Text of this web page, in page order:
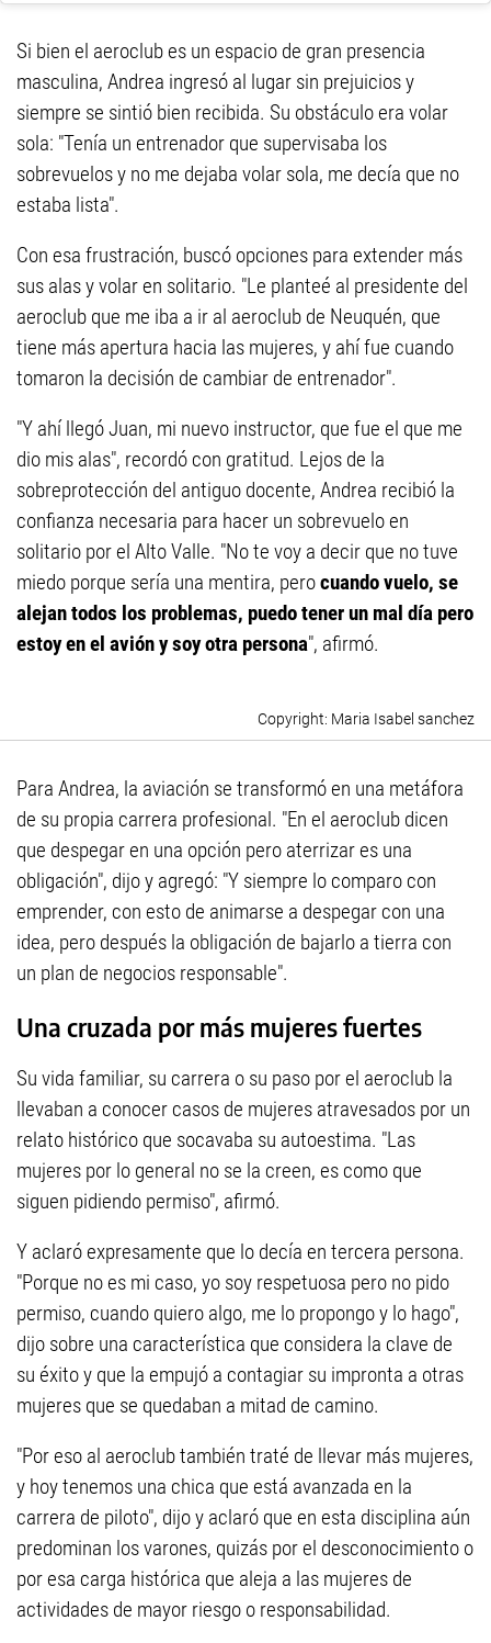
Si bien el aeroclub es un espacio de gran presencia
masculina, Andrea ingresó al lugar sin prejuicios y
siempre se sintió bien recibida. Su obstáculo era volar
sola: "Tenía un entrenador que supervisaba los
sobrevuelos y no me dejaba volar sola, me decía que no
estaba lista".
Con esa frustración, buscó opciones para extender más
sus alas y volar en solitario. "Le planteé al presidente del
aeroclub que me iba a ir al aeroclub de Neuquén, que
tiene más apertura hacia las mujeres, y ahí fue cuando
tomaron la decisión de cambiar de entrenador".
"Y ahí llegó Juan, mi nuevo instructor, que fue el que me
dio mis alas", recordó con gratitud. Lejos de la
sobreprotección del antiguo docente, Andrea recibió la
confianza necesaria para hacer un sobrevuelo en
solitario por el Alto Valle. "No te voy a decir que no tuve
miedo porque sería una mentira, perocuando vuelo, se
alejan todos los problemas, puedo tener un mal día pero
estoy en el avión y soy otra persona", afirmó.
Maria Isabel sanchez
Para Andrea, la aviación se transformó en una metáfora
de su propia carrera profesional. "En el aeroclub dicen
que despegar en una opción pero aterrizar es una
obligación", dijo y agregó: "Y siempre lo comparo con
emprender, con esto de animarse a despegar con una
idea, pero después la obligación de bajarlo a tierra con
un plan de negocios responsable".
Una cruzada por más mujeres fuertes
Su vida familiar, su carrera o su paso por el aeroclub la
llevaban a conocer casos de mujeres atravesados por un
relato histórico que socavaba su autoestima. "Las
mujeres por lo general no se la creen, es como que
siguen pidiendo permiso", afirmó.
Y aclaró expresamente que lo decía en tercera persona.
"Porque no es mi caso, yo soy respetuosa pero no pido
permiso, cuando quiero algo, me lo propongo y lo hago",
dijo sobre una característica que considera la clave de
su éxito y que la empujó a contagiar su impronta a otras
mujeres que se quedaban a mitad de camino.
"Por eso al aeroclub también traté de llevar más mujeres,
y hoy tenemos una chica que está avanzada en la
carrera de piloto", dijo y aclaró que en esta disciplina aún
predominan los varones, quizás por el desconocimiento o
por esa carga histórica que aleja a las mujeres de
actividades de mayor riesgo o responsabilidad.